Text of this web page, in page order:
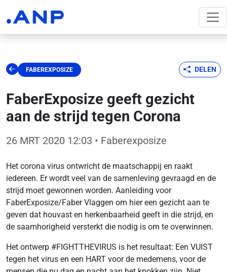
FABEREXPOSIZE DELEN
FaberExposize geeft gezicht
aan de strijd tegen Corona
26 MRT 2020 12:03 • Faberexposize
Het corona virus ontwricht de maatschappij en raakt
iedereen. Er wordt veel van de samenleving gevraagd en de
strijd moet gewonnen worden. Aanleiding voor
FaberExposize/Faber Vlaggen om hier een gezicht aan te
geven dat houvast en herkenbaarheid geeft in die strijd, en
de saamhorigheid versterkt die nodig is om te overwinnen.
Het ontwerp #FIGHTTHEVIRUS is het resultaat: Een VUIST
tegen het virus en een HART voor de medemens, voor de